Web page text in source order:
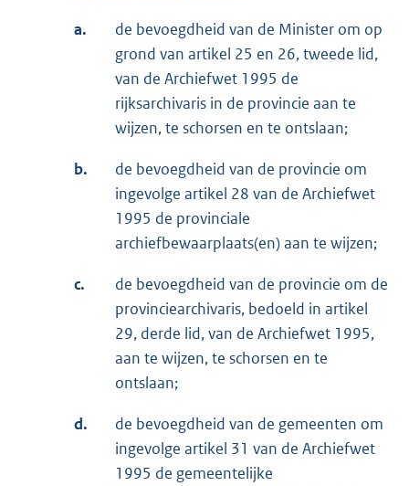
a.
de bevoegdheid van de Minister om op
grond van artikel 25 en 26, tweede lid,
van de Archiefwet 1995 de
rijksarchivaris in de provincie aan te
wijzen, te schorsen en te ontslaan;
b.
de bevoegdheid van de provincie om
ingevolge artikel 28 van de Archiefwet
1995 de provinciale
archiefbewaarplaats(en) aan te wijzen;
c.
de bevoegdheid van de provincie om de
provinciearchivaris, bedoeld in artikel
29, derde lid, van de Archiefwet 1995,
aan te wijzen, te schorsen en te
ontslaan;
d.
de bevoegdheid van de gemeenten om
ingevolge artikel 31 van de Archiefwet
1995 de gemeentelijke